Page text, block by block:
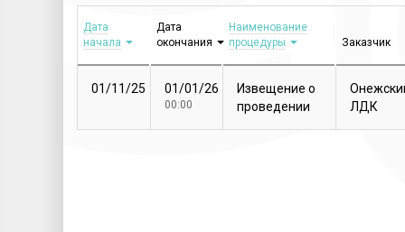
Дата
начала
Дата
окончания
Наименование
процедуры
Заказчик
01/11/25 01/01/26
00:00
Извещение о
проведении
ЛДК